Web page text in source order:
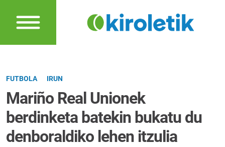
FUTBOLA IRUN
Mariño Real Unionek
berdinketa batekin bukatu du
denboraldiko lehen itzulia